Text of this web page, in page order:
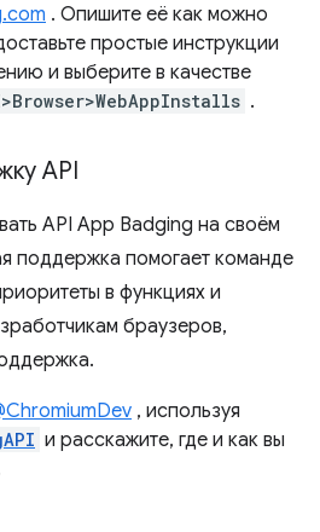
. Опишите её как можно
простые инструкции
и выберите в качестве
.
API
API App Badging на своём
поддержка помогает команде
в функциях и
браузеров,
, используя
и расскажите, где и как вы